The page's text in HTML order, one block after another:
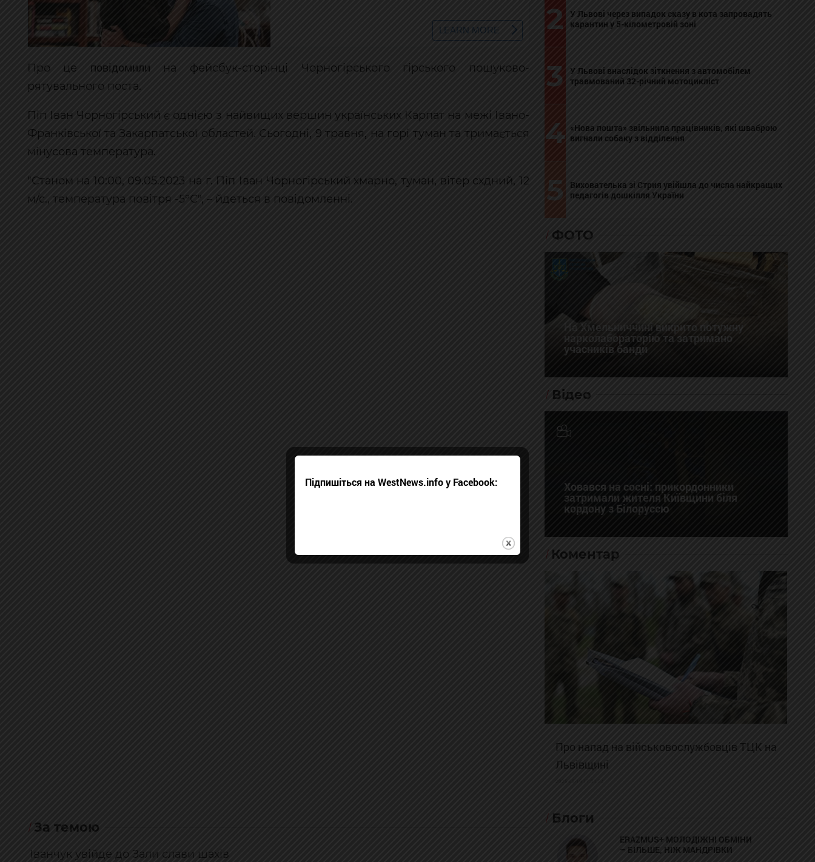
Про це повідомили на фейсбук-сторінці Чорногірського гірського пошуково-
рятувального поста.
Піп Іван Чорногірський є однією з найвищих вершин українських Карпат на межі Івано-
Франківської та Закарпатської областей. Сьогодні, 9 травня, на горі туман та тримається
мінусова температура.
"Станом на 10:00, 09.05.2023 на г. Піп Іван Чорногірський хмарно, туман, вітер схдний, 12
м/с., температура повітря -5°С", – йдеться в повідомленні.
За темою
Іванчук увійде до Зали слави шахів
2
У Львові через випадок сказу в кота запровадять
карантин у 5-кілометровій зоні
3
У Львові внаслідок зіткнення з автомобілем
травмований 32-річний мотоцикліст
4 «Нова пошта» звільнила працівників, які шваброю
вигнали собаку з відділення
5
Вихователька зі Стрия увійшла до числа найкращих
педагогів дошкілля України
ФОТО
На Хмельниччині викрито потужну
нарколабораторію та затримано
учасників банди
Відео
Ховався на сосні: прикордонники
затримали жителя Київщини біля
кордону з Білоруссю
Коментар
Про напад на військовослужбовців ТЦК на
Львівщині
Блоги
ERAZMUS+ МОЛОДІЖНІ ОБМІНИ
– БІЛЬШЕ, НІЖ МАНДРІВКИ
Підпишіться на WestNews.info у Facebook: